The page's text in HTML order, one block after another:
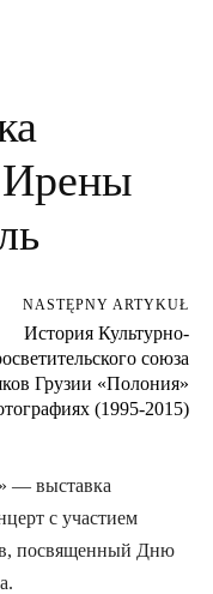
NASTĘPNY ARTYKUŁ
История Культурно-
союза
Грузии «Полония»
(1995-2015)
— выставка
с участием
посвященный Дню